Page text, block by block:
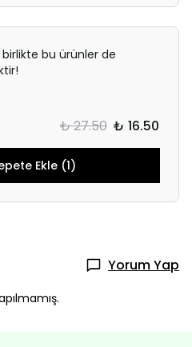
bu ürünler de
₺ 27.50 ₺ 16.50
Ekle (1)
Yorum Yap